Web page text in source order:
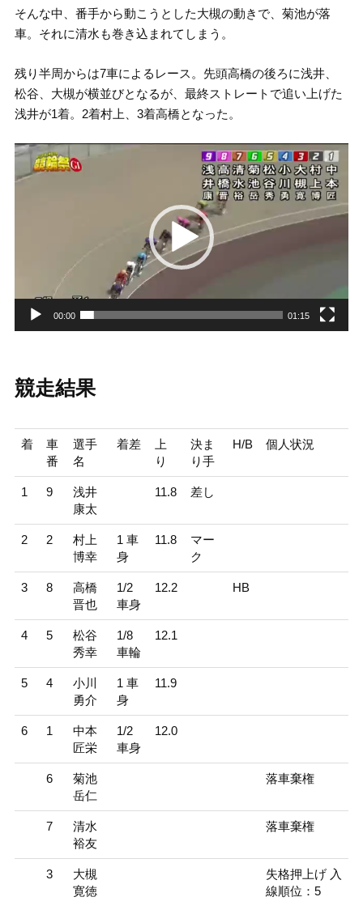
そんな中、番手から動こうとした大槻の動きで、菊池が落
車。それに清水も巻き込まれてしまう。
残り半周からは7車によるレース。先頭高橋の後ろに浅井、
松谷、大槻が横並びとなるが、最終ストレートで追い上げた
浅井が1着。2着村上、3着高橋となった。
動
00:00 01:15
競走結果
着
車
番
選手
名
着差
上
り
決ま
り手
H/B 個人状況
1 9
浅井
康太
11.8 差し
2 2
村上
博幸
1 車
身
11.8
マー
ク
3 8
高橋
晋也
1/2
車身
12.2 HB
4 5
松谷
秀幸
1/8
車輪
12.1
5 4
小川
勇介
1 車
身
11.9
6 1
中本
匠栄
1/2
車身
12.0
6
菊池
岳仁
落車棄権
7
清水
裕友
落車棄権
3
大槻
寛徳
失格押上げ 入
線順位：5